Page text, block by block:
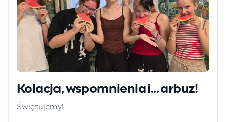
Kolacja, wspomnienia i... arbuz!
Świętujemy!